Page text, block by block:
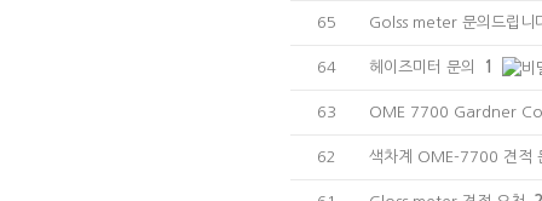
65 Golss meter 문의드립니
64 헤이즈미터 문의 1
63 OME 7700 Gardner
62 색차계 OME-7700 견적